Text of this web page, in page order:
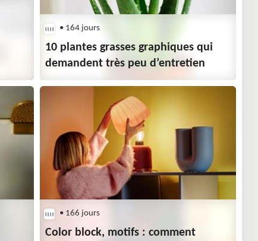
• 164 jours
10 plantes grasses graphiques qui
demandent très peu d’entretien
• 166 jours
Color block, motifs : comment